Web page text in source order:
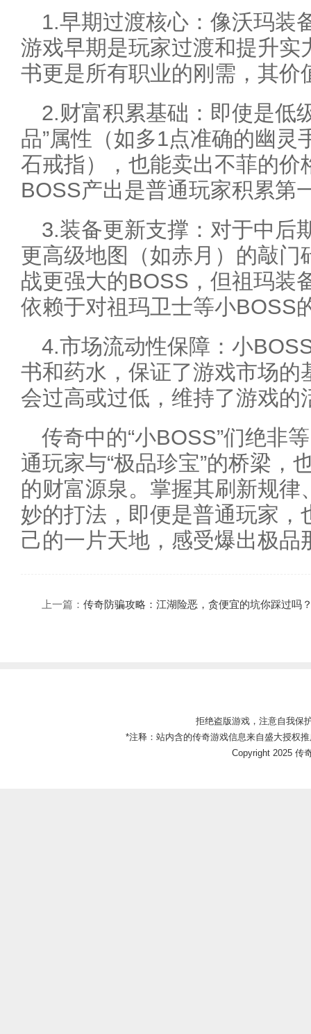
1.早期过渡核心：像沃玛装
游戏早期是玩家过渡和提升实
书更是所有职业的刚需，其价
2.财富积累基础：即使是低
品”属性（如多1点准确的幽灵
石戒指），也能卖出不菲的价
BOSS产出是普通玩家积累第
3.装备更新支撑：对于中后
更高级地图（如赤月）的敲门
战更强大的BOSS，但祖玛装
依赖于对祖玛卫士等小BOSS
4.市场流动性保障：小
书和药水，保证了游戏市场的
会过高或过低，维持了游戏的
传奇中的“小BOSS”们绝非
通玩家与“极品珍宝”的桥梁，
的财富源泉。掌握其刷新规
妙的打法，即便是普通玩家，
己的一片天地，感受爆出极品
上一篇： 传奇防骗攻略：江湖险恶，贪便宜的坑你踩过吗
拒绝盗版游戏，注意自我保
*注释：站内含的传奇游戏信息来自盛大授权
Copyright 2025 传